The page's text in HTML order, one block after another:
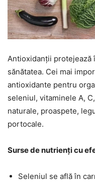
Antioxidanții protejează
sănătatea. Cei mai
antioxidante pentru
seleniul, vitaminele A,
naturale, proaspete,
portocale.
Surse de nutrienți cu
Seleniul se află în